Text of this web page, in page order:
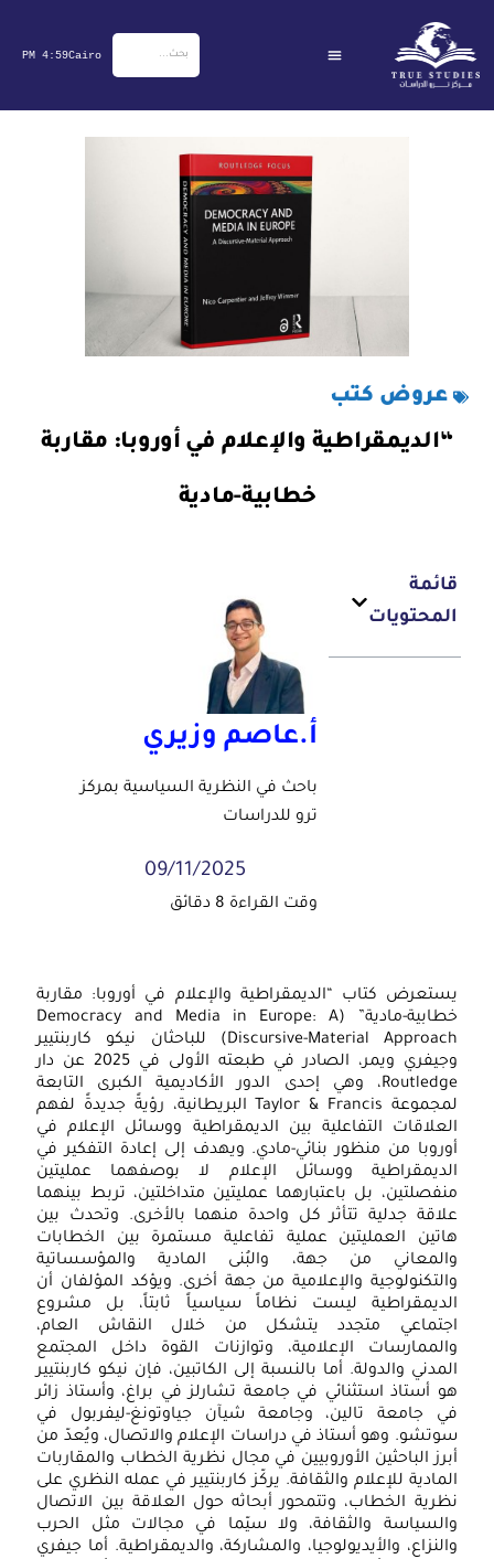
المحتوى
Cairo
4:59 PM
عروض كتب
“الديمقراطية والإعلام في أوروبا: مقاربة
خطابية-مادية
قائمة
المحتويات
أ.عاصم وزيري
باحث في النظرية السياسية بمركز
ترو للدراسات
09/11/2025
يستعرض كتاب “الديمقراطية والإعلام في أوروبا: مقاربة
خطابية-مادية” (Democracy and Media in Europe: A
Discursive-Material Approach) للباحثان نيكو كاربنتيير
وجيفري ويمر، الصادر في طبعته الأولى في 2025 عن دار
Routledge، وهي إحدى الدور الأكاديمية الكبرى التابعة
لمجموعة Taylor & Francis البريطانية، رؤيةً جديدةً لفهم
العلاقات التفاعلية بين الديمقراطية ووسائل الإعلام في
أوروبا من منظور بنائي-مادي. ويهدف إلى إعادة التفكير في
الديمقراطية ووسائل الإعلام لا بوصفهما عمليتين
منفصلتين، بل باعتبارهما عمليتين متداخلتين، تربط بينهما
علاقة جدلية تتأثر كل واحدة منهما بالأخرى. وتحدث بين
هاتين العمليتين عملية تفاعلية مستمرة بين الخطابات
والمعاني من جهة، والبُنى المادية والمؤسساتية
والتكنولوجية والإعلامية من جهة أخرى. ويؤكد المؤلفان أن
الديمقراطية ليست نظاماً سياسياً ثابتاً، بل مشروع
اجتماعي متجدد يتشكل من خلال النقاش العام،
والممارسات الإعلامية، وتوازنات القوة داخل المجتمع
المدني والدولة. أما بالنسبة إلى الكاتبين، فإن نيكو كاربنتيير
هو أستاذ استثنائي في جامعة تشارلز في براغ، وأستاذ زائر
في جامعة تالين، وجامعة شيآن جياوتونغ-ليفربول في
سوتشو. وهو أستاذ في دراسات الإعلام والاتصال، ويُعدّ من
أبرز الباحثين الأوروبيين في مجال نظرية الخطاب والمقاربات
المادية للإعلام والثقافة. يركّز كاربنتيير في عمله النظري على
نظرية الخطاب، وتتمحور أبحاثه حول العلاقة بين الاتصال
والسياسة والثقافة، ولا سيّما في مجالات مثل الحرب
والنزاع، والأيديولوجيا، والمشاركة، والديمقراطية. أما جيفري